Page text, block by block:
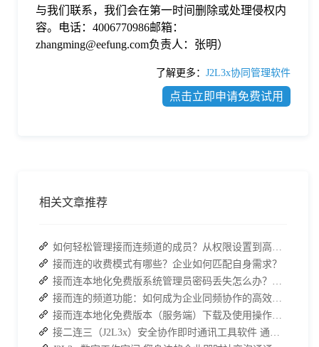
与我们联系，我们会在第一时间删除或处理侵权内
容。电话：4006770986邮箱：
zhangming@eefung.com负责人：张明）
了解更多： J2L3x协同管理软件
点击立即申请免费试用
相关文章推荐
接而连的收费模式有哪些？企业如何匹配自身需求？